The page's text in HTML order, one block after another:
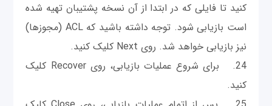
کنید تا فایلی که در ابتدا از آن نسخه پشتیبان تهیه شده
است بازیابی شود. توجه داشته باشید که ACL (مجوزها)
نیز بازیابی خواهد شد. روی Next کلیک کنید.
24. برای شروع عملیات بازیابی، روی Recover کلیک
کنید.